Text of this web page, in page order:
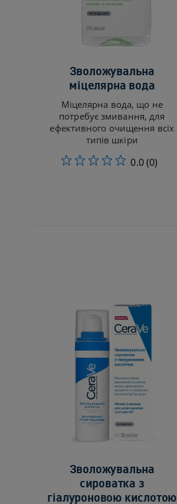
Зволожувальна
міцелярна вода
Міцелярна вода, що не
потребує змивання, для
ефективного очищення всіх
типів шкіри
0.0(0)
Зволожувальна
сироватка з
гіалуроновою кислотою